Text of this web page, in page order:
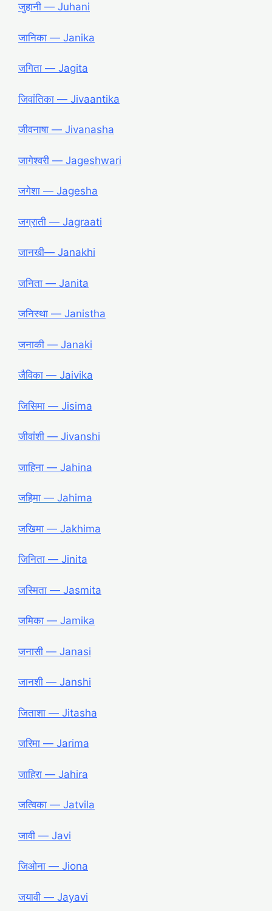
जुहानी ― Juhani
जानिका ― Janika
जगिता ― Jagita
जिवांतिका ― Jivaantika
जीवनाषा ― Jivanasha
जागेश्वरी ― Jageshwari
जगेशा ― Jagesha
जग्राती ― Jagraati
जानखी― Janakhi
जनिता ― Janita
जनिस्था ― Janistha
जनाकी ― Janaki
जैविका ― Jaivika
जिसिमा ― Jisima
जीवांशी ― Jivanshi
जाहिना ― Jahina
जहिमा ― Jahima
जखिमा ― Jakhima
जिनिता ― Jinita
जस्मिता ― Jasmita
जमिका ― Jamika
जनासी ― Janasi
जानशी ― Janshi
जिताशा ― Jitasha
जरिमा ― Jarima
जाहिरा ― Jahira
जत्विका ― Jatvila
जावी ― Javi
जिओना ― Jiona
जयावी ― Jayavi